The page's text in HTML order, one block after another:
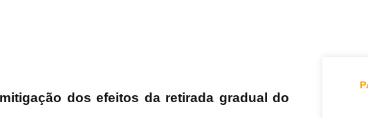
dos efeitos da retirada gradual do